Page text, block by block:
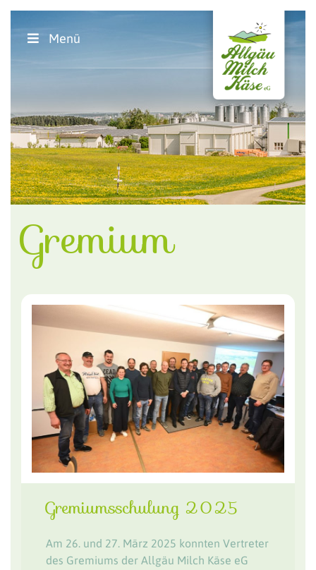
Menü
Gremium
Gremiumsschulung 2025
Am 26. und 27. März 2025 konnten Vertreter
des Gremiums der Allgäu Milch Käse eG